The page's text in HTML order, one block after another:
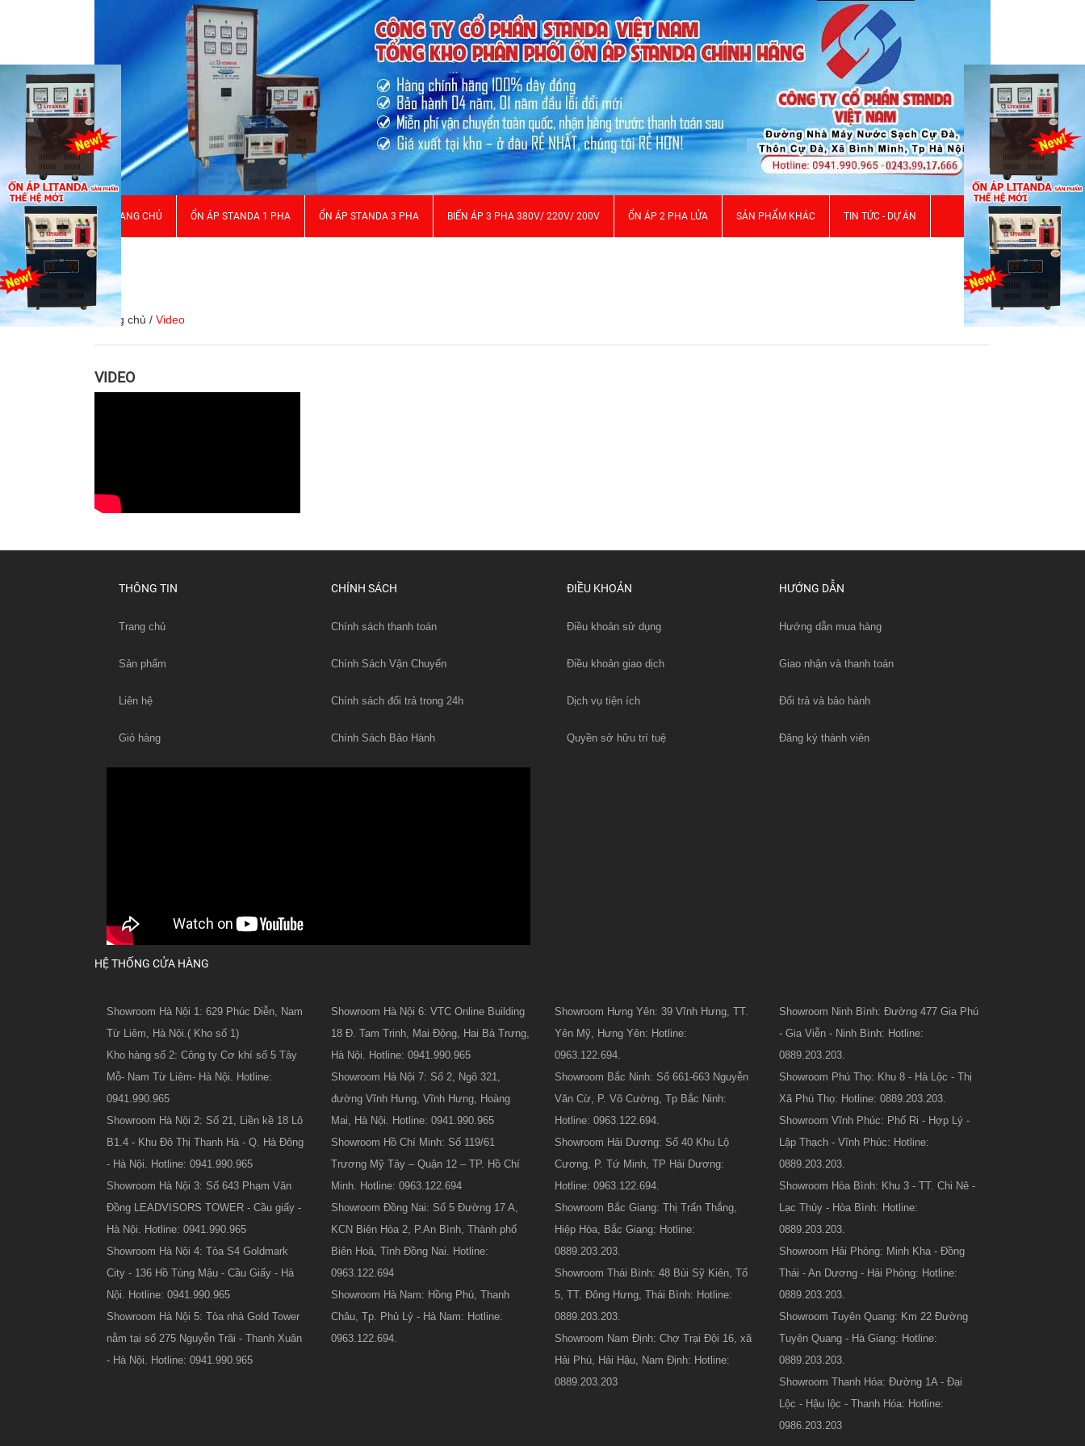
TRANG CHỦ ỔN ÁP STANDA 1 PHA ỔN ÁP STANDA 3 PHA BIẾN ÁP 3 PHA 380V/ 220V/ 200V ỔN ÁP 2 PHA LỬA SẢN PHẨM KHÁC TIN TỨC - DỰ ÁN
Trang chủ / Video
VIDEO
THÔNG TIN
Trang chủ
Sản phẩm
Liên hệ
Giỏ hàng
CHÍNH SÁCH
Chính sách thanh toán
Chính Sách Vận Chuyển
Chính sách đổi trả trong 24h
Chính Sách Bảo Hành
ĐIỀU KHOẢN
Điều khoản sử dụng
Điều khoản giao dịch
Dịch vụ tiện ích
Quyền sở hữu trí tuệ
HƯỚNG DẪN
Hướng dẫn mua hàng
Giao nhận và thanh toán
Đổi trả và bảo hành
Đăng ký thành viên
HỆ THỐNG CỬA HÀNG
Showroom Hà Nội 1: 629 Phúc Diễn, Nam
Từ Liêm, Hà Nội.( Kho số 1)
Kho hàng số 2: Công ty Cơ khí số 5 Tây
Mỗ- Nam Từ Liêm- Hà Nội. Hotline:
0941.990.965
Showroom Hà Nội 2: Số 21, Liền kề 18 Lô
B1.4 - Khu Đô Thị Thanh Hà - Q. Hà Đông
- Hà Nội. Hotline: 0941.990.965
Showroom Hà Nội 3: Số 643 Phạm Văn
Đồng LEADVISORS TOWER - Cầu giấy -
Hà Nội. Hotline: 0941.990.965
Showroom Hà Nội 4: Tòa S4 Goldmark
City - 136 Hồ Tùng Mậu - Cầu Giấy - Hà
Nội. Hotline: 0941.990.965
Showroom Hà Nội 5: Tòa nhà Gold Tower
nằm tại số 275 Nguyễn Trãi - Thanh Xuân
- Hà Nội. Hotline: 0941.990.965
Showroom Hà Nội 6: VTC Online Building
18 Đ. Tam Trinh, Mai Động, Hai Bà Trưng,
Hà Nội. Hotline: 0941.990.965
Showroom Hà Nội 7: Số 2, Ngõ 321,
đường Vĩnh Hưng, Vĩnh Hưng, Hoàng
Mai, Hà Nội. Hotline: 0941.990.965
Showroom Hồ Chí Minh: Số 119/61
Trương Mỹ Tây – Quận 12 – TP. Hồ Chí
Minh. Hotline: 0963.122.694
Showroom Đồng Nai: Số 5 Đường 17 A,
KCN Biên Hòa 2, P.An Bình, Thành phố
Biên Hoà, Tỉnh Đồng Nai. Hotline:
0963.122.694
Showroom Hà Nam: Hồng Phú, Thanh
Châu, Tp. Phủ Lý - Hà Nam: Hotline:
0963.122.694.
Showroom Hưng Yên: 39 Vĩnh Hưng, TT.
Yên Mỹ, Hưng Yên: Hotline:
0963.122.694.
Showroom Bắc Ninh: Số 661-663 Nguyễn
Văn Cừ, P. Võ Cường, Tp Bắc Ninh:
Hotline: 0963.122.694.
Showroom Hải Dương: Số 40 Khu Lộ
Cương, P. Tứ Minh, TP Hải Dương:
Hotline: 0963.122.694.
Showroom Bắc Giang: Thị Trấn Thắng,
Hiệp Hòa, Bắc Giang: Hotline:
0889.203.203.
Showroom Thái Bình: 48 Bùi Sỹ Kiên, Tổ
5, TT. Đông Hưng, Thái Bình: Hotline:
0889.203.203.
Showroom Nam Định: Chợ Trại Đội 16, xã
Hải Phú, Hải Hậu, Nam Định: Hotline:
0889.203.203
Showroom Ninh Bình: Đường 477 Gia Phú
- Gia Viễn - Ninh Bình: Hotline:
0889.203.203.
Showroom Phú Thọ: Khu 8 - Hà Lộc - Thị
Xã Phú Thọ: Hotline: 0889.203.203.
Showroom Vĩnh Phúc: Phố Ri - Hợp Lý -
Lập Thạch - Vĩnh Phúc: Hotline:
0889.203.203.
Showroom Hòa Bình: Khu 3 - TT. Chi Nê -
Lạc Thủy - Hòa Bình: Hotline:
0889.203.203.
Showroom Hải Phòng: Minh Kha - Đồng
Thái - An Dương - Hải Phòng: Hotline:
0889.203.203.
Showroom Tuyên Quang: Km 22 Đường
Tuyên Quang - Hà Giang: Hotline:
0889.203.203.
Showroom Thanh Hóa: Đường 1A - Đại
Lộc - Hậu lộc - Thanh Hóa: Hotline:
0986.203.203